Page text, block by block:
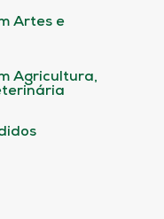
Artes e
Agricultura,